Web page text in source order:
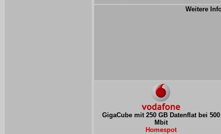
Weitere
GigaCube mit 250 GB Datenflat bei 500
Mbit
Homespot